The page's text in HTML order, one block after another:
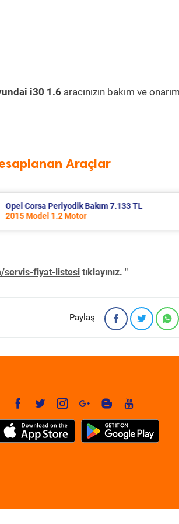
i30 1.6 aracınızın bakım ve
Araçlar
Seat Leon Periyodik Bakım 7.335 TL
2016 Model 1.2 Tsi Motor
servis-fiyat-listesi tıklayınız. "
Paylaş